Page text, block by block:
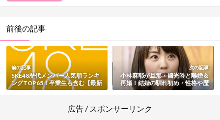
前後の記事
前の記事
SKE48歴代メンバー人気順ランキ
ングTOP65！卒業生も含む【最新
版】
次の記事
小林麻耶が旦那・國光吟と離婚＆
再婚！結婚の馴れ初め・性格や歴
代彼氏も総まとめ
広告 / スポンサーリンク